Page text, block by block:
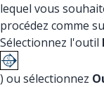
lequel vous
procédez comme
Sélectionnez l'outil
) ou sélectionnez